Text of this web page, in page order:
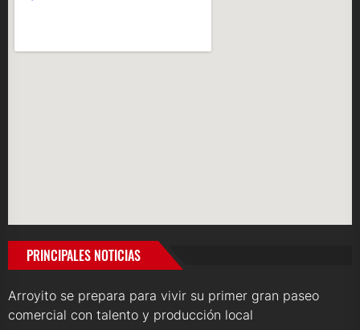
PRINCIPALES NOTICIAS
Arroyito se prepara para vivir su primer gran paseo
comercial con talento y producción local